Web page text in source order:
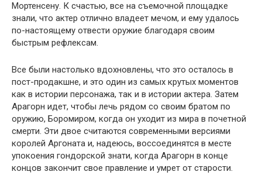
Мортенсену. К счастью, все на съемочной площадке
знали, что актер отлично владеет мечом, и ему удалось
по-настоящему отвести оружие благодаря своим
быстрым рефлексам.
Все были настолько вдохновлены, что это осталось в
пост-продакшне, и это один из самых крутых моментов
как в истории персонажа, так и в истории актера. Затем
Арагорн идет, чтобы лечь рядом со своим братом по
оружию, Боромиром, когда он уходит из мира в почетной
смерти. Эти двое считаются современными версиями
королей Аргоната и, надеюсь, воссоединятся в месте
упокоения гондорской знати, когда Арагорн в конце
концов закончит свое правление и умрет от старости.